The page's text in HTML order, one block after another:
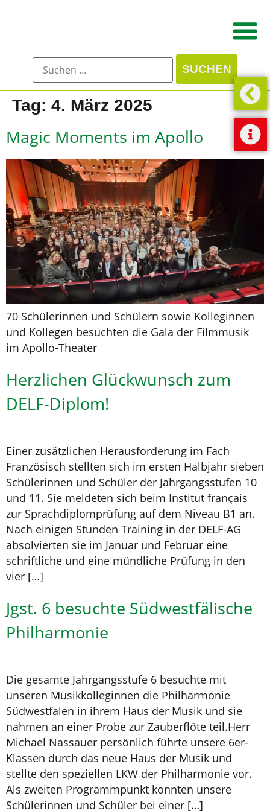
Tag: 4. März 2025
Magic Moments im Apollo
70 Schülerinnen und Schülern sowie Kolleginnen
und Kollegen besuchten die Gala der Filmmusik
im Apollo-Theater
Herzlichen Glückwunsch zum
DELF-Diplom!
Einer zusätzlichen Herausforderung im Fach
Französisch stellten sich im ersten Halbjahr sieben
Schülerinnen und Schüler der Jahrgangsstufen 10
und 11. Sie meldeten sich beim Institut français
zur Sprachdiplomprüfung auf dem Niveau B1 an.
Nach einigen Stunden Training in der DELF-AG
absolvierten sie im Januar und Februar eine
schriftliche und eine mündliche Prüfung in den
vier […]
Jgst. 6 besuchte Südwestfälische
Philharmonie
Die gesamte Jahrgangsstufe 6 besuchte mit
unseren Musikkolleginnen die Philharmonie
Südwestfalen in ihrem Haus der Musik und sie
nahmen an einer Probe zur Zauberflöte teil.Herr
Michael Nassauer persönlich führte unsere 6er-
Klassen durch das neue Haus der Musik und
stellte den speziellen LKW der Philharmonie vor.
Als zweiten Programmpunkt konnten unsere
Schülerinnen und Schüler bei einer […]